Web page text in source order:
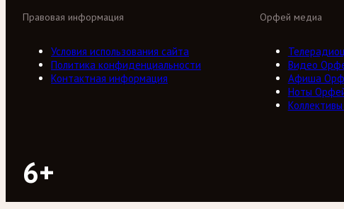
Орфей медиа
Видео
Афиша
Ноты
Правовая информация
Условия использования сайта
Политика конфиденциальности
Контактная информация
6+